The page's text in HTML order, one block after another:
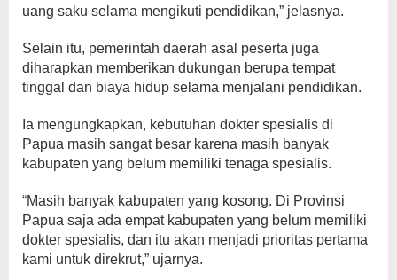
uang saku selama mengikuti pendidikan,” jelasnya.
Selain itu, pemerintah daerah asal peserta juga
diharapkan memberikan dukungan berupa tempat
tinggal dan biaya hidup selama menjalani pendidikan.
Ia mengungkapkan, kebutuhan dokter spesialis di
Papua masih sangat besar karena masih banyak
kabupaten yang belum memiliki tenaga spesialis.
“Masih banyak kabupaten yang kosong. Di Provinsi
Papua saja ada empat kabupaten yang belum memiliki
dokter spesialis, dan itu akan menjadi prioritas pertama
kami untuk direkrut,” ujarnya.